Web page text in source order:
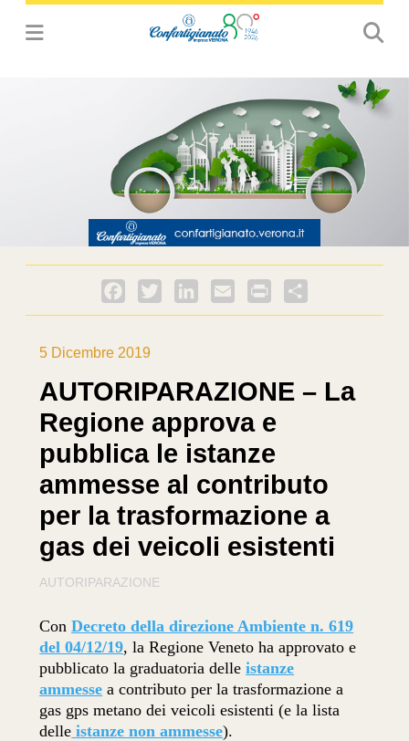
Facebook
Twitter LinkedInEmail PrintFriendly
5 Dicembre 2019
AUTORIPARAZIONE – La
Regione approva e
pubblica le istanze
ammesse al contributo
per la trasformazione a
gas dei veicoli esistenti
AUTORIPARAZIONE
ConDecreto della direzione Ambiente n. 619
del 04/12/19, la Regione Veneto ha approvato e
pubblicato la graduatoria delleistanze
ammesse a contributo per la trasformazione a
gas gps metano dei veicoli esistenti (e la lista
delle istanze non ammesse).